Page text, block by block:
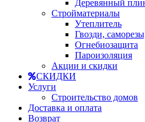
Деревянный
Стройматериалы
Утеплитель
Гвозди,
Огнебиозащита
Пароизоляция
Акции и скидки
СКИДКИ
Услуги
Строительство домов
Доставка и оплата
Возврат